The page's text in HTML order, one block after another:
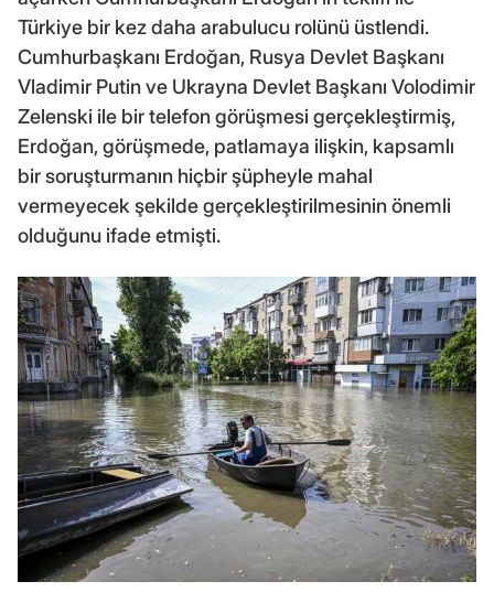
Türkiye bir kez daha arabulucu rolünü üstlendi.
Cumhurbaşkanı Erdoğan, Rusya Devlet Başkanı
Vladimir Putin ve Ukrayna Devlet Başkanı Volodimir
Zelenski ile bir telefon görüşmesi gerçekleştirmiş,
Erdoğan, görüşmede, patlamaya ilişkin, kapsamlı
bir soruşturmanın hiçbir şüpheyle mahal
vermeyecek şekilde gerçekleştirilmesinin önemli
olduğunu ifade etmişti.